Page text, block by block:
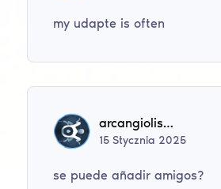
my udapte is often
arcangiolisantino5
15Stycznia 2025
se puede añadir amigos?